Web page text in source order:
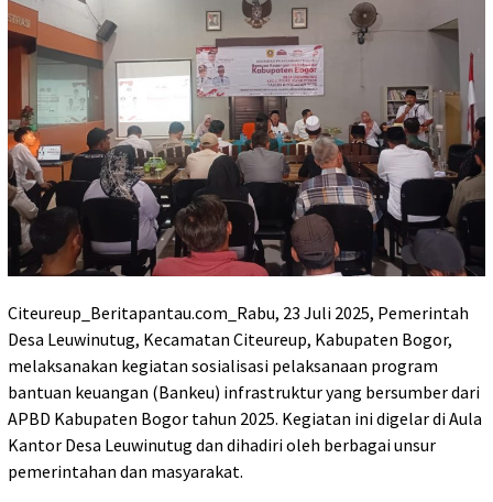
Citeureup_Beritapantau.com_Rabu, 23 Juli 2025, Pemerintah
Desa Leuwinutug, Kecamatan Citeureup, Kabupaten Bogor,
melaksanakan kegiatan sosialisasi pelaksanaan program
bantuan keuangan (Bankeu) infrastruktur yang bersumber dari
APBD Kabupaten Bogor tahun 2025. Kegiatan ini digelar di Aula
Kantor Desa Leuwinutug dan dihadiri oleh berbagai unsur
pemerintahan dan masyarakat.